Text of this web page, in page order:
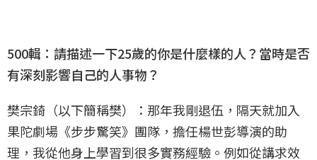
500輯：請描述一下25歲的你是什麼樣的人？當時是否
有深刻影響自己的人事物？
樊宗錡（以下簡稱樊）：那年我剛退伍，隔天就加入
果陀劇場《步步驚笑》團隊，擔任楊世彭導演的助
理，我從他身上學習到很多實務經驗。例如從講求效